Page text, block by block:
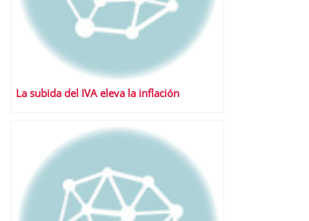
La subida del IVA eleva la inflación